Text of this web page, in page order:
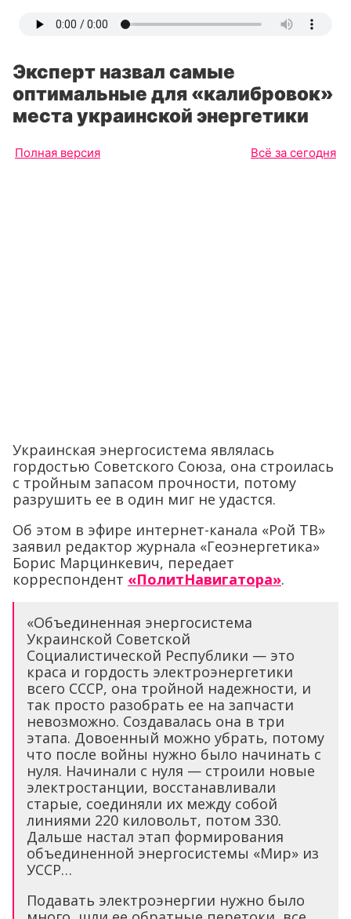
Эксперт назвал самые
оптимальные для «калибровок»
места украинской энергетики
Полная версия Всё за сегодня
Украинская энергосистема являлась
гордостью Советского Союза, она строилась
с тройным запасом прочности, потому
разрушить ее в один миг не удастся.
Об этом в эфире интернет-канала «Рой ТВ»
заявил редактор журнала «Геоэнергетика»
Борис Марцинкевич, передает
корреспондент «ПолитНавигатора».
«Объединенная энергосистема
Украинской Советской
Социалистической Республики — это
краса и гордость электроэнергетики
всего СССР, она тройной надежности, и
так просто разобрать ее на запчасти
невозможно. Создавалась она в три
этапа. Довоенный можно убрать, потому
что после войны нужно было начинать с
нуля. Начинали с нуля — строили новые
электростанции, восстанавливали
старые, соединяли их между собой
линиями 220 киловольт, потом 330.
Дальше настал этап формирования
объединенной энергосистемы «Мир» из
УССР…
Подавать электроэнергии нужно было